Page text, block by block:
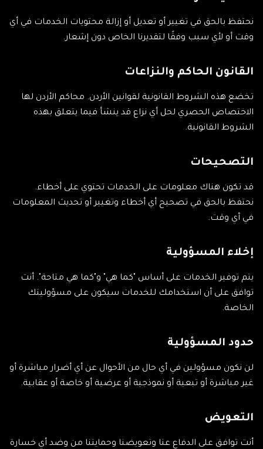
نحتفظ بالحق في تغيير أو تعديل أو إزالة محتويات الخدمات في أي
وقت أو لأي سبب وفقًا لتقديرنا الخاص دون إشعار.
القانون الحاكم والنزاعات
تخضع هذه الشروط القانونية لقوانين الأردن. محاكم الأردن لها
الاختصاص الحصري لحل أي نزاع قد ينشأ فيما يتعلق بهذه
الشروط القانونية.
التصحيحات
قد تكون هناك معلومات على الخدمات تحتوي على أخطاء.
نحتفظ بالحق في تصحيح أي أخطاء وتغيير أو تحديث المعلومات
في أي وقت.
إخلاء المسؤولية
يتم توفير الخدمات على أساس "كما هي" و"كما هي متاحة". أنت
توافق على أن استخدامك للخدمات سيكون على مسؤوليتك
الخاصة.
حدود المسؤولية
لن نكون مسؤولين في أي حال من الأحوال عن أي أضرار مباشرة أو
غير مباشرة أو تبعية أو نموذجية أو عرضية أو خاصة أو عقابية.
التعويض
أنت توافق على الدفاع عنا وتعويضنا وحمايتنا من وضد أي خسارة